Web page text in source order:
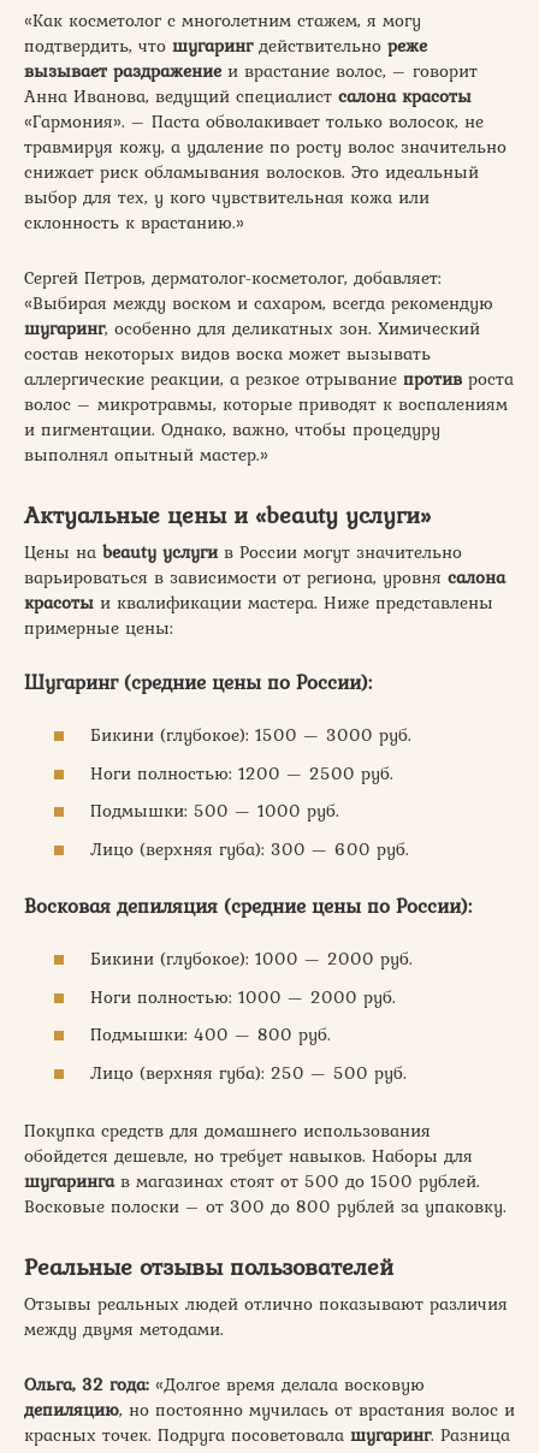
«Как косметолог с многолетним стажем, я могу
подтвердить, что шугарингдействительно реже
вызывает раздражение и врастание волос, – говорит
Анна Иванова, ведущий специалист салона красоты
«Гармония». – Паста обволакивает только волосок, не
травмируя кожу, а удаление по росту волос значительно
снижает риск обламывания волосков. Это идеальный
выбор для тех, у кого чувствительная кожа или
склонность к врастанию.»
Сергей Петров, дерматолог-косметолог, добавляет:
«Выбирая между воском и сахаром, всегда рекомендую
шугаринг, особенно для деликатных зон. Химический
состав некоторых видов воска может вызывать
аллергические реакции, а резкое отрывание против роста
волос – микротравмы, которые приводят к воспалениям
и пигментации. Однако, важно, чтобы процедуру
выполнял опытный мастер.»
Актуальные цены и «beauty услуги»
Цены на beauty услугив России могут значительно
варьироваться в зависимости от региона, уровня салона
красоты и квалификации мастера. Ниже представлены
примерные цены:
Шугаринг (средние цены по России):
Бикини (глубокое): 1500 — 3000 руб.
Ноги полностью: 1200 — 2500 руб.
Подмышки: 500 — 1000 руб.
Лицо (верхняя губа): 300 — 600 руб.
Восковая депиляция (средние цены по России):
Бикини (глубокое): 1000 — 2000 руб.
Ноги полностью: 1000 — 2000 руб.
Подмышки: 400 — 800 руб.
Лицо (верхняя губа): 250 — 500 руб.
Покупка средств для домашнего использования
обойдется дешевле, но требует навыков. Наборы для
шугарингав магазинах стоят от 500 до 1500 рублей.
Восковые полоски – от 300 до 800 рублей за упаковку.
Реальные отзывы пользователей
Отзывы реальных людей отлично показывают различия
между двумя методами.
Ольга, 32 года: «Долгое время делала восковую
депиляцию, но постоянно мучилась от врастания волос и
красных точек. Подруга посоветовала шугаринг. Разница